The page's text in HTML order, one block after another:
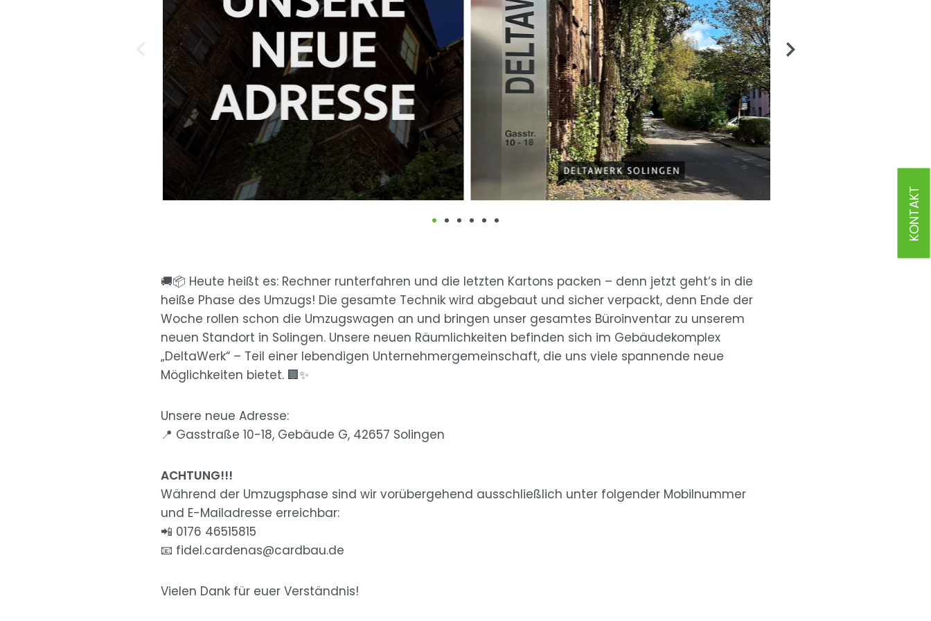
KONTAKT
🚚📦 Heute heißt es: Rechner runterfahren und die letzten Kartons packen – denn jetzt geht‘s in die
heiße Phase des Umzugs! Die gesamte Technik wird abgebaut und sicher verpackt, denn Ende der
Woche rollen schon die Umzugswagen an und bringen unser gesamtes Büroinventar zu unserem
neuen Standort in Solingen. Unsere neuen Räumlichkeiten befinden sich im Gebäudekomplex
„DeltaWerk“ – Teil einer lebendigen Unternehmergemeinschaft, die uns viele spannende neue
Möglichkeiten bietet. 🏢✨
Unsere neue Adresse:
📍 Gasstraße 10-18, Gebäude G, 42657 Solingen
ACHTUNG!!!
Während der Umzugsphase sind wir vorübergehend ausschließlich unter folgender Mobilnummer
und E-Mailadresse erreichbar:
📲 0176 46515815
📧 fidel.cardenas@cardbau.de
Vielen Dank für euer Verständnis!